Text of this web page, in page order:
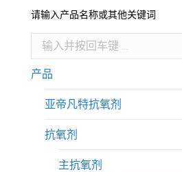
请输入产品名称或其他关键词
Search:
产品
亚帝凡特抗氧剂
抗氧剂
主抗氧剂